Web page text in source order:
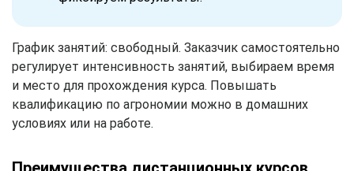
График занятий: свободный. Заказчик самостоятельно
регулирует интенсивность занятий, выбираем время
и место для прохождения курса. Повышать
квалификацию по агрономии можно в домашних
условиях или на работе.